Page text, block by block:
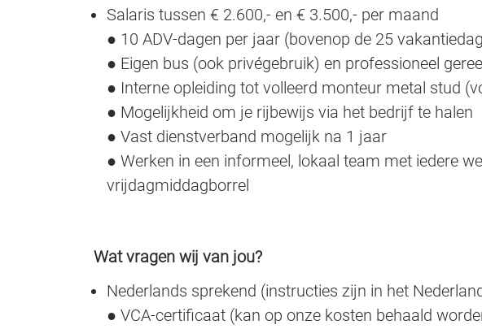
Salaris tussen € 2.600,- en € 3.500,- per maand
● 10 ADV-dagen per jaar (bovenop de 25
● Eigen bus (ook privégebruik) en professioneel
● Interne opleiding tot volleerd monteur metal stud
● Mogelijkheid om je rijbewijs via het bedrijf te halen
● Vast dienstverband mogelijk na 1 jaar
● Werken in een informeel, lokaal team met iedere
vrijdagmiddagborrel
Wat vragen wij van jou?
Nederlands sprekend (instructies zijn in het
● VCA-certificaat (kan op onze kosten behaald